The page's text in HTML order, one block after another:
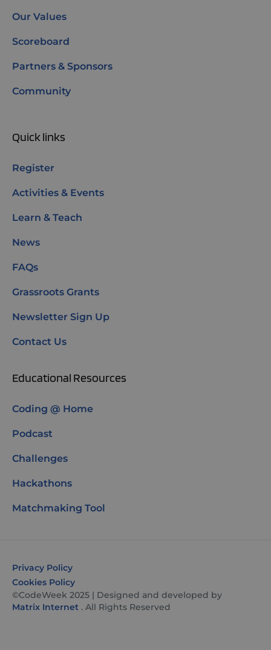
Our Values
Scoreboard
Partners & Sponsors
Community
Quick links
Register
Activities & Events
Learn & Teach
News
FAQs
Grassroots Grants
Newsletter Sign Up
Contact Us
Educational Resources
Coding @ Home
Podcast
Challenges
Hackathons
Matchmaking Tool
Privacy Policy
Cookies Policy
©CodeWeek 2025 | Designed and developed by
Matrix Internet . All Rights Reserved